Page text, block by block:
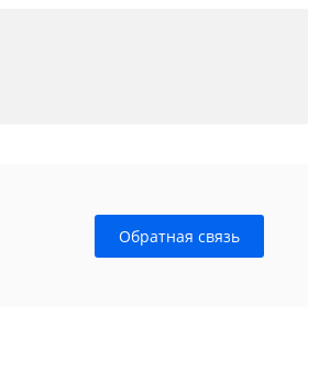
Обратная связь